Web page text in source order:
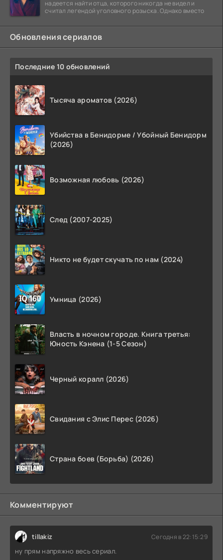
надеется найти отца, которого никогда не видел и
считал легендой уголовного розыска. Однако вместо
Обновления сериалов
Последние 10 обновлений
Тысяча ароматов (2026)
Убийства в Бенидорме / Убойный Бенидорм
(2026)
Возможная любовь (2026)
След (2007-2025)
Никто не будет скучать по нам (2024)
Умница (2026)
Власть в ночном городе. Книга третья:
Юность Кэнена (1-5 Сезон)
Черный коралл (2026)
Свидания с Элис Перес (2026)
Страна боев (Борьба) (2026)
Комментируют
tillakiz Сегодня в 22:15:29
ну прям напряжно весь сериал.